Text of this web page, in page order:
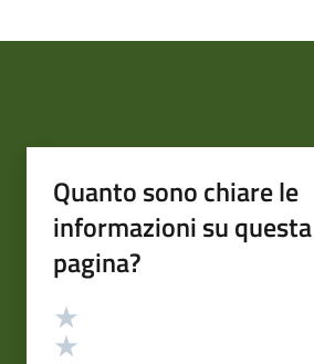
Quanto sono chiare le
informazioni su questa
pagina?
Valutazione